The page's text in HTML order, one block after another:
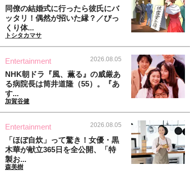
同僚の結婚式に行ったら彼氏にバ
ッタリ！偶然が招いた縁？／びっ
くり体...
トシタカマサ
Entertainment 2026.08.05
NHK朝ドラ『風、薫る』の威厳あ
る病院長は筒井道隆（55）。『あ
す...
加賀谷健
Entertainment 2026.08.05
「ほぼ自炊」って驚き！女優・黒
木華が献立365日を全公開、「特
製お...
森美樹